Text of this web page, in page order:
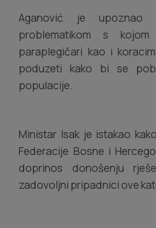
Aganović je upoznao
problematikom s
paraplegičari kao i
poduzeti kako bi se
populacije.
Ministar Isak je istakao
Federacije Bosne i
doprinos donošenju
zadovoljni pripadnici ove